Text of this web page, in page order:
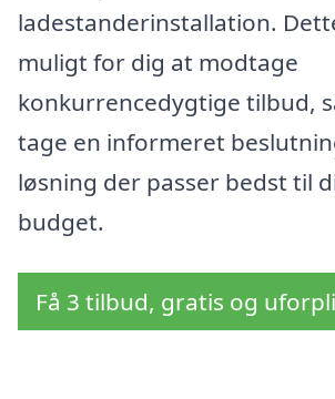
ladestanderinstallation.
muligt for dig at modtage
konkurrencedygtige tilbud,
tage en informeret
løsning der passer bedst til
budget.
Få 3 tilbud, gratis og